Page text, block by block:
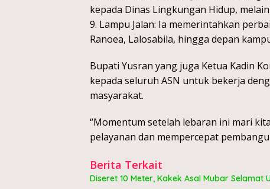
kepada Dinas Lingkungan Hidup,
9. Lampu Jalan: Ia memerintahkan
Ranoea, Lalosabila, hingga depan
Bupati Yusran yang juga Ketua Kadin
kepada seluruh ASN untuk bekerja
masyarakat.
“Momentum setelah lebaran ini mari
pelayanan dan mempercepat
Berita Terkait
Diseret 10 Meter, Kakek Asal Mubar Selamat